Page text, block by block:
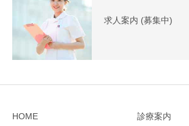
求人案内 (募集中)
HOME 診療案内